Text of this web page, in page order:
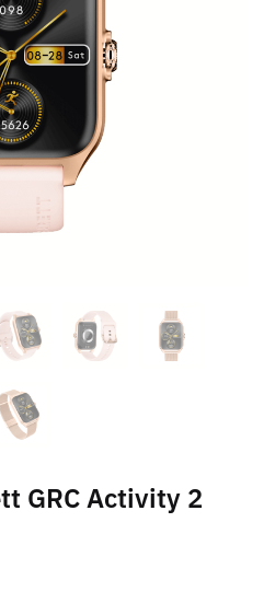
GRC Activity 2